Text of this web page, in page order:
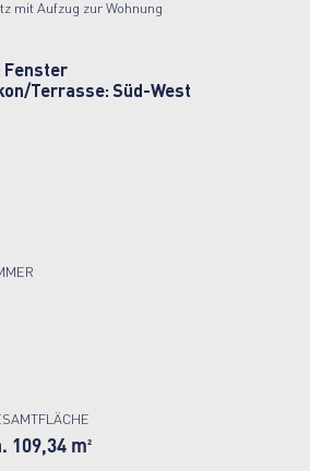
mit Aufzug zur Wohnung
Fenster
Terrasse: Süd-West
109,34 m²